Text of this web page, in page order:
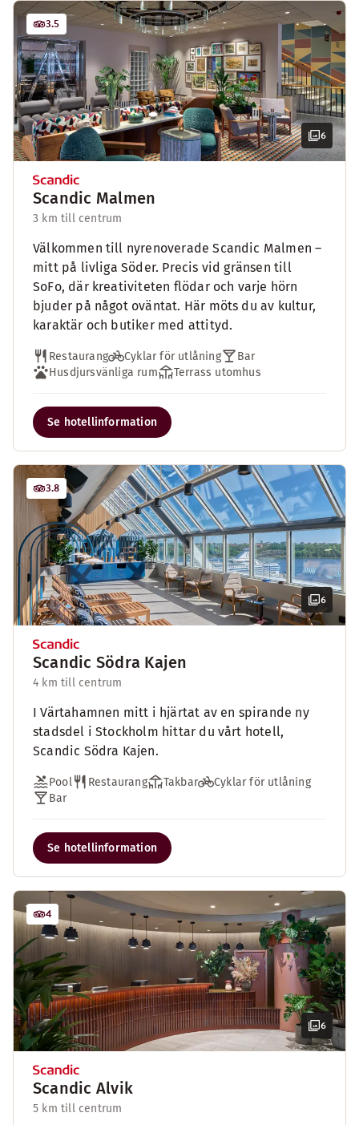
6
3.5
Scandic Malmen
3 km till centrum
Välkommen till nyrenoverade Scandic Malmen –
mitt på livliga Söder. Precis vid gränsen till
SoFo, där kreativiteten flödar och varje hörn
bjuder på något oväntat. Här möts du av kultur,
karaktär och butiker med attityd.
Restaurang Cyklar för utlåning
Bar
Husdjursvänliga rum
Terrass utomhus
Se hotellinformation
6
3.8
Scandic Södra Kajen
4 km till centrum
I Värtahamnen mitt i hjärtat av en spirande ny
stadsdel i Stockholm hittar du vårt hotell,
Scandic Södra Kajen.
Pool Restaurang Takbar
Cyklar för utlåning
Bar
Se hotellinformation
6
4
Scandic Alvik
5 km till centrum